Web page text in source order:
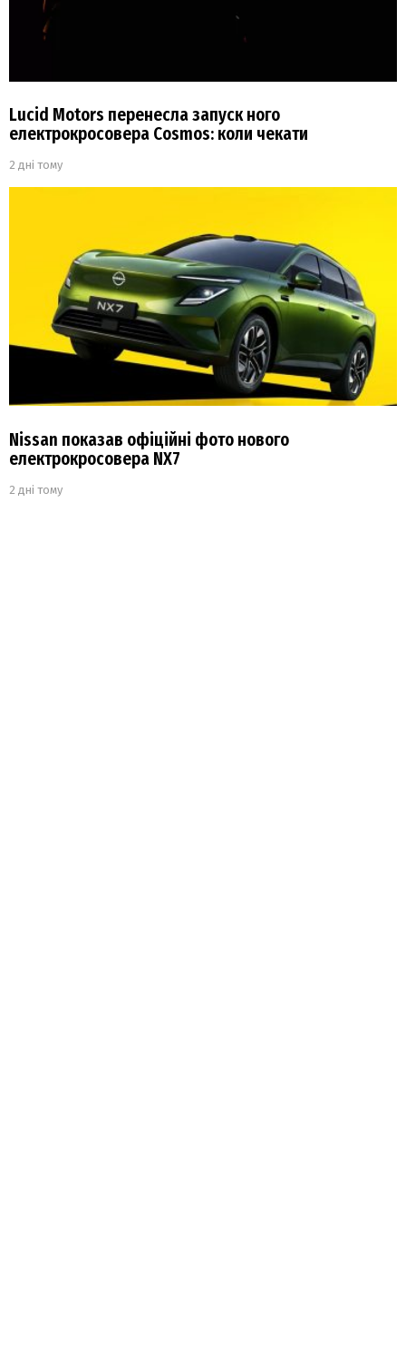
Lucid Motors перенесла запуск ного
електрокросовера Cosmos: коли чекати
2 дні тому
Nissan показав офіційні фото нового
електрокросовера NX7
2 дні тому